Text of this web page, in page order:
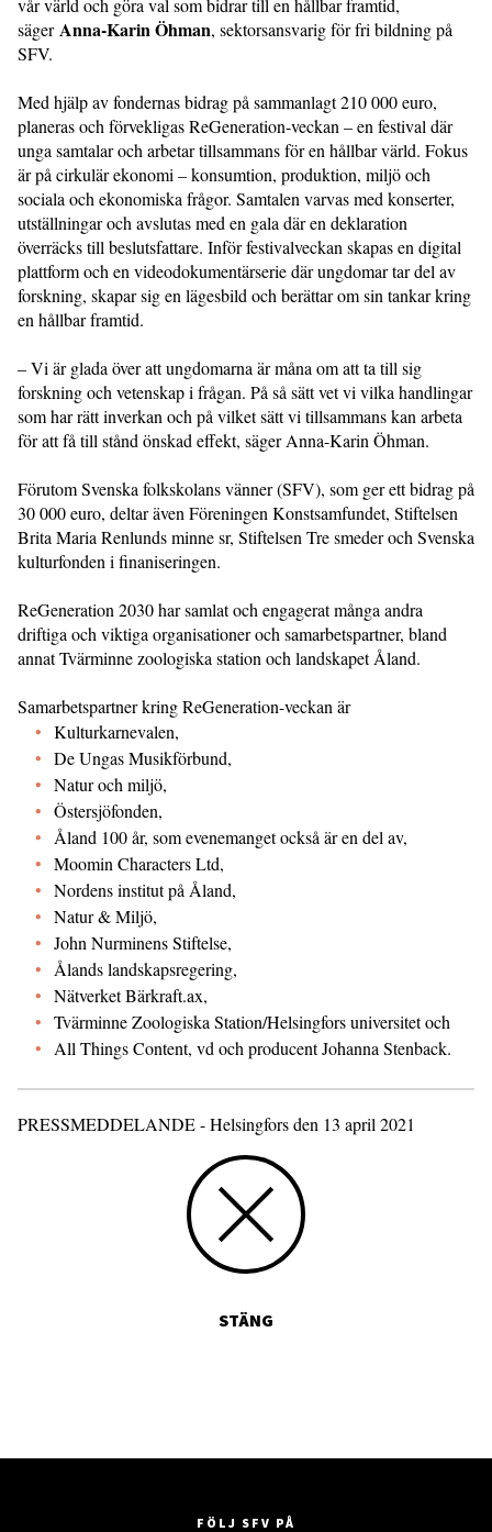
vår värld och göra val som bidrar till en hållbar framtid,
sägerAnna-Karin Öhman, sektorsansvarig för fri bildning på
SFV.
Med hjälp av fondernas bidrag på sammanlagt 210 000 euro,
planeras och förvekligas ReGeneration-veckan – en festival där
unga samtalar och arbetar tillsammans för en hållbar värld. Fokus
är på cirkulär ekonomi – konsumtion, produktion, miljö och
sociala och ekonomiska frågor. Samtalen varvas med konserter,
utställningar och avslutas med en gala där en deklaration
överräcks till beslutsfattare. Inför festivalveckan skapas en digital
plattform och en videodokumentärserie där ungdomar tar del av
forskning, skapar sig en lägesbild och berättar om sin tankar kring
en hållbar framtid.
– Vi är glada över att ungdomarna är måna om att ta till sig
forskning och vetenskap i frågan. På så sätt vet vi vilka handlingar
som har rätt inverkan och på vilket sätt vi tillsammans kan arbeta
för att få till stånd önskad effekt, säger Anna-Karin Öhman.
Förutom Svenska folkskolans vänner (SFV), som ger ett bidrag på
30 000 euro, deltar även Föreningen Konstsamfundet, Stiftelsen
Brita Maria Renlunds minne sr, Stiftelsen Tre smeder och Svenska
kulturfonden i finaniseringen.
ReGeneration 2030 har samlat och engagerat många andra
driftiga och viktiga organisationer och samarbetspartner, bland
annat Tvärminne zoologiska station och landskapet Åland.
Samarbetspartner kring ReGeneration-veckan är
Kulturkarnevalen,
De Ungas Musikförbund,
Natur och miljö,
Östersjöfonden,
Åland 100 år, som evenemanget också är en del av,
Moomin Characters Ltd,
Nordens institut på Åland,
Natur & Miljö,
John Nurminens Stiftelse,
Ålands landskapsregering,
Nätverket Bärkraft.ax,
Tvärminne Zoologiska Station/Helsingfors universitet och
All Things Content, vd och producent Johanna Stenback.
PRESSMEDDELANDE - Helsingfors den 13 april 2021
STÄNG
FÖLJ SFV PÅ